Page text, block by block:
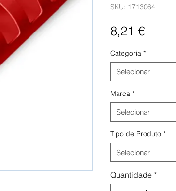
SKU: 1713064
8,21 €Preço
Categoria *
Selecionar
Marca *
Selecionar
Tipo de Produto *
Selecionar
Quantidade *